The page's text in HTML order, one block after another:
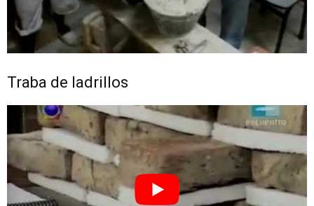
Traba de ladrillos